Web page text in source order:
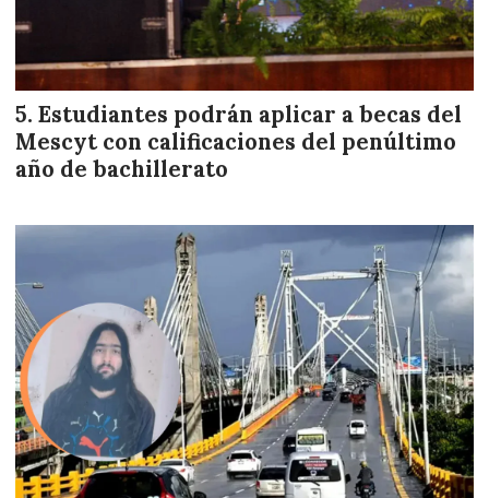
Estudiantes podrán aplicar a becas del
Mescyt con calificaciones del penúltimo
año de bachillerato